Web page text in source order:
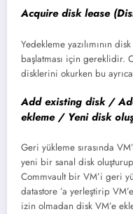
Acquire disk lease
Yedekleme yazılımının
başlatması için gereklidir.
disklerini okurken bu
Add existing disk /
ekleme / Yeni disk
Geri yükleme sırasında
yeni bir sanal disk
Commvault bir VM’i geri
datastore ’a yerleştirip
izin olmadan disk VM’e